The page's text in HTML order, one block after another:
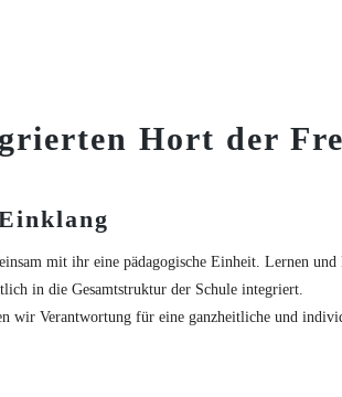
Hort der
mit ihr eine pädagogische Einheit. Lernen und
in die Gesamtstruktur der Schule integriert.
wir Verantwortung für eine ganzheitliche und